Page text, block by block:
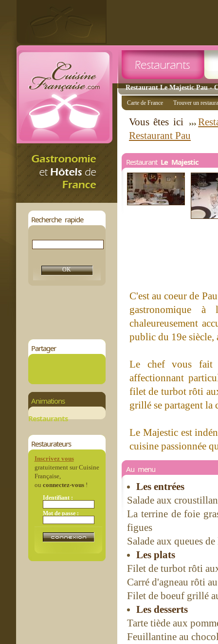
Restaurant Le Majestic Pau -
Recherche rapide
Partager
Animations
Restaurants
Restaurateurs
Inscrivez vous
gratuitement sur Cuisine
Française,
ou connectez-vous!
Identifiant :
Mot de passe :
Carte de France Trouver un
Vous êtes ici
Restaurant Pau
Restaurant Le Majestic
C'est au coeur de
gastronomique à
chaleureusement
public du 19e siècle,
Le chef vous fait
affectionnant
filet de turbot rôti
grillé se partagent la
Le Majestic est
cuisine passionnée
Au menu
Les entrées
Salade aux
La terrine de foie
figues
Salade aux queues
Les plats
Filet de turbot rôti
Carré d'agneau rôti
Filet de boeuf grillé
Les desserts
Tarte tiède aux
Feuillantine au